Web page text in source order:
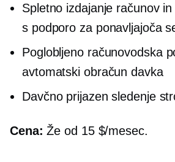
Spletno izdajanje računov
s podporo za ponavljajoča
Poglobljenoračunovodska
avtomatski obračun davka
Davčno prijazen sledenje
Cena:Že od 15 $/mesec.